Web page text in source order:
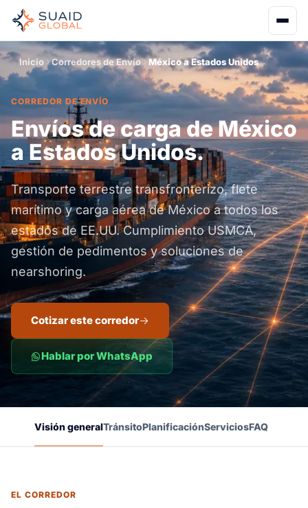
Inicio Corredores de Envío México a Estados Unidos
CORREDOR DE ENVÍO
Envíos de carga de México
a Estados Unidos.
Transporte terrestre transfronterizo, flete
marítimo y carga aérea de México a todos los
estados de EE.UU. Cumplimiento USMCA,
gestión de pedimentos y soluciones de
nearshoring.
Cotizar este corredor
Hablar por WhatsApp
Visión generalTránsitoPlanificaciónServiciosFAQ
EL CORREDOR